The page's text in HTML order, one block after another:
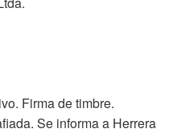
Firma de timbre.
Se informa a Herrera